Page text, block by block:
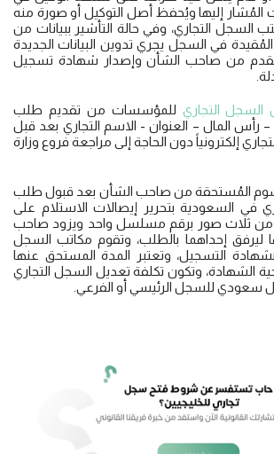
المُشار إليها ويُحفظ أصل التوكيل أو صورة منه
التجاري، وفي حالة التأشير ببيانات من
المُقيدة في السجل يجري تدوين البيانات الجديدة
من صاحب الشأن وإصدار شهادة تسجيل
التجاري للمؤسسات من تقديم طلب
رأس المال – العنوان - الاسم التجاري بعد قبل
إلكترونياً دون الحاجة إلى مراجعة فروع وزارة
المُستحقة من صاحب الشأن بعد قبول طلب
في السعودية بتحرير إيصالات الاستلام على
من ثلاث صور برقم مسلسل واحد ويزود صاحب
ليرفق إحداهما بالطلب، وتقوم مكاتب السجل
بشهادة التسجيل، وتعتبر المدة المستحق عنها
الشهادة، وتكون تكلفة تعديل السجل التجاري